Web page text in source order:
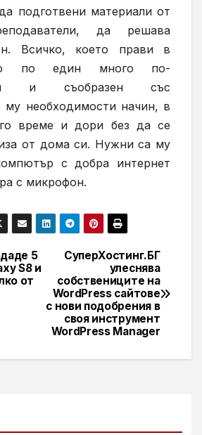
подготвени материали от
, да решава
Всичко, което прави в
но поедин много по-
и съобразен със
му необходимости начин, в
време и дори без да се
от дома си. Нужни са му
с добра интернет
с микрофон.
СуперХостинг.БГ
улеснява
собствениците на
WordPress сайтове
с нови подобрения в
своя инструмент
WordPress Manager
5
S8 и
от